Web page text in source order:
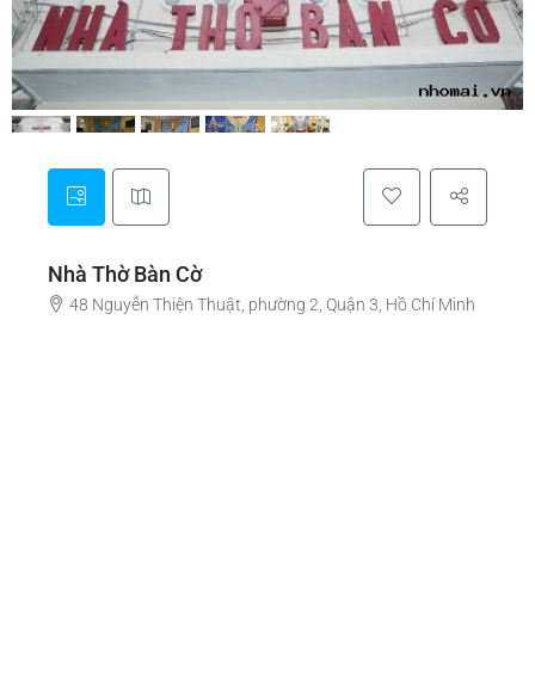
Nhà Thờ Bàn Cờ
48 Nguyễn Thiện Thuật, phường 2, Quận 3, Hồ Chí Minh